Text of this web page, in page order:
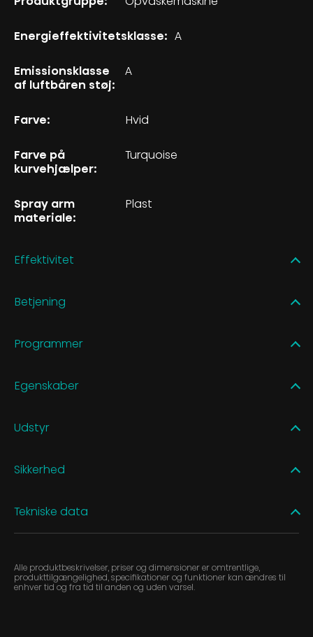
Energieffektivitetsklasse: A
Emissionsklasse
af luftbåren støj:
A
Farve: Hvid
Farve på
kurvehjælper:
Turquoise
Spray arm
materiale:
Plast
Effektivitet
Betjening
Programmer
Egenskaber
Udstyr
Sikkerhed
Tekniske data
Alle produktbeskrivelser, priser og dimensioner er omtrentlige,
produkttilgængelighed, specifikationer og funktioner kan ændres til
enhver tid og fra tid til anden og uden varsel.